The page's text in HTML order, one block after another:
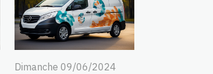
Dimanche 09/06/2024